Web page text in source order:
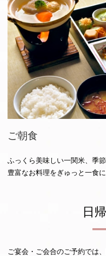
ご朝食
ふっくら美味しい一関米、季
豊富なお料理をぎゅっと一食
日
ご宴会・ご会合のご予約では